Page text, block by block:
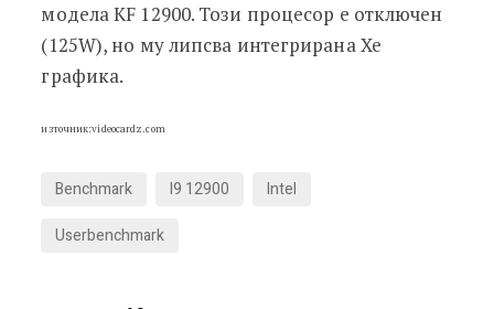
модела KF 12900. Този процесор е отключен
(125W), но му липсва интегрирана Xe
графика.
източник:videocardz.com
Benchmark I9 12900
Intel
Userbenchmark